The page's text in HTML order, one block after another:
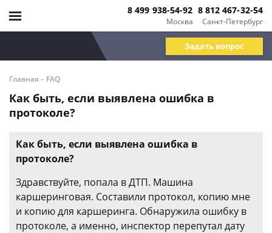
Москва
8 499 938-54-92
Санкт-Петербург
8 812 467-32-54
Задать вопрос
Главная - FAQ
Как быть, если выявлена ошибка в
протоколе?
Как быть, если выявлена ошибка в
протоколе?
Здравствуйте, попала в ДТП. Машина
каршеринговая. Составили протокол, копию мне
и копию для каршеринга. Обнаружила ошибку в
протоколе, а именно, инспектор перепутал дату